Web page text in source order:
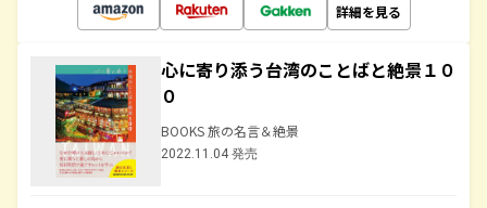
詳細を見る
心に寄り添う台湾のことばと絶景１０
０
BOOKS 旅の名言＆絶景
2022.11.04 発売